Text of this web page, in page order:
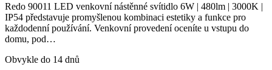
Redo 90011 LED venkovní nástěnné svítidlo 6W | 480lm | 3000K |
IP54 představuje promyšlenou kombinaci estetiky a funkce pro
každodenní používání. Venkovní provedení oceníte u vstupu do
domu, pod…
Obvykle do 14 dnů